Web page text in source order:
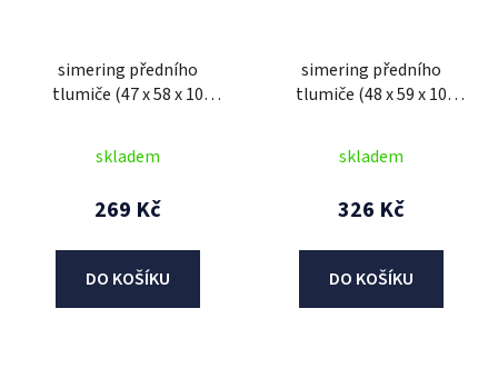
simering předního
tlumiče (47 x 58 x 10
skladem
269 Kč
DO KOŠÍKU
simering předního
tlumiče (48 x 59 x 10
skladem
326 Kč
DO KOŠÍKU